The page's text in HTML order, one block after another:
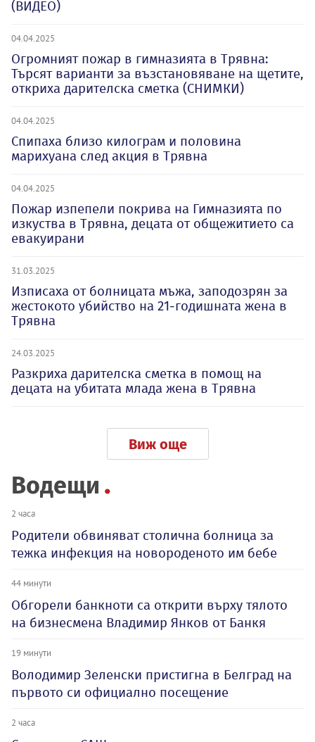
(ВИДЕО)
04.04.2025
Огромният пожар в гимназията в Трявна:
Търсят варианти за възстановяване на щетите,
откриха дарителска сметка (СНИМКИ)
04.04.2025
Спипаха близо килограм и половина
марихуана след акция в Трявна
04.04.2025
Пожар изпепели покрива на Гимназията по
изкуства в Трявна, децата от общежитието са
евакуирани
31.03.2025
Изписаха от болницата мъжа, заподозрян за
жестокото убийство на 21-годишната жена в
Трявна
24.03.2025
Разкриха дарителска сметка в помощ на
децата на убитата млада жена в Трявна
Виж още
Водещи
2 часа
Родители обвиняват столична болница за
тежка инфекция на новороденото им бебе
44 минути
Обгорели банкноти са открити върху тялото
на бизнесмена Владимир Янков от Банкя
19 минути
Володимир Зеленски пристигна в Белград на
първото си официално посещение
2 часа